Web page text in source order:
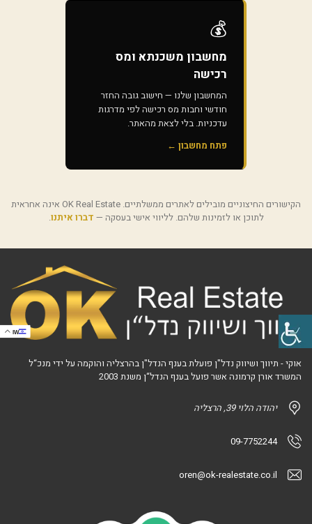
💰
מחשבון משכנתא ומס
רכישה
המחשבון שלנו — חישוב גובה החזר
חודשי וחבות מס רכישה לפי מדרגות
עדכניות. בלי לצאת מהאתר.
פתח מחשבון ←
הקישורים החיצוניים מובילים לאתרים ממשלתיים. OK Real Estate אינה אחראית
לתוכן או לזמינות שלהם. לליווי אישי בעסקה — דברו איתנו.
אוקי - תיווך ושיווק נדל"ן פועלת בענף הנדל"ן בהרצליה והוקמה על ידי מנכ“ל
המשרד אורן קרמונה אשר פועל בענף הנדל“ן משנת 2003
יהודה הלוי 39, הרצליה
09-7752244
oren@ok-realestate.co.il
IW